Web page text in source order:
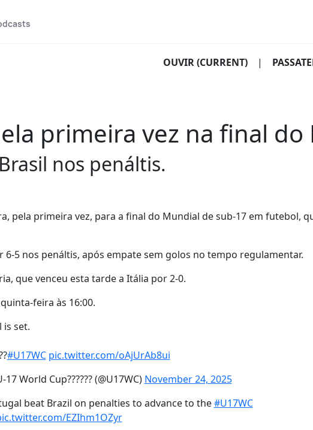
OUVIR(CURRENT) |
primeira vez na final
nos penáltis.
pela primeira vez, para a final do Mundial de sub-17 em futebol,
6-5 nos penáltis, após empate sem golos no tempo regulamentar.
que venceu esta tarde a Itália por 2-0.
feira às 16:00.
is set.
#U17WC pic.twitter.com/oAjUrAb8ui
17 World Cup?????? (@U17WC) November 24, 2025
beat Brazil on penalties to advance to the#U17WC
EZIhm1OZyr